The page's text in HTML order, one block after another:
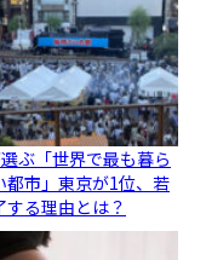
ぶ「世界で最も暮ら
都市」東京が1位、若
する理由とは？